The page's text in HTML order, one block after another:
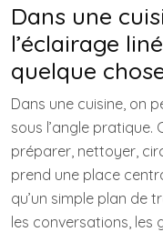
Dans une
l’éclairage
quelque
Dans une cuisine, on
sous l’angle pratique.
préparer, nettoyer,
prend une place
qu’un simple plan de
les conversations, les